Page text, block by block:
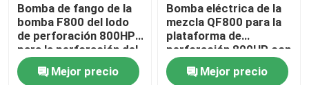
Bomba de fango de la
bomba F800 del lodo
de perforación 800HP
para la perforación del
pozo de agua
Mejor precio
Bomba eléctrica de la
mezcla QF800 para la
plataforma de
perforación 800HP con
el engranaje de la raspa
de arenqueMejor precio